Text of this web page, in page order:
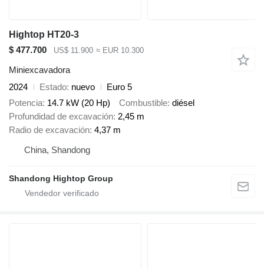
Hightop HT20-3
$ 477.700
US$ 11.900 ≈ EUR 10.300
Miniexcavadora
2024
Estado nuevo
Euro 5
Potencia 14.7 kW (20 Hp) Combustible diésel
Profundidad de excavación 2,45 m
Radio de excavación 4,37 m
China, Shandong
Shandong Hightop Group